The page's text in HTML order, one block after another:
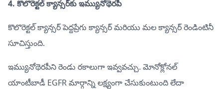
4. కొలొరెక్టల్ క్యాన్సర్‌కు ఇమ్యునోథెరపీ
కొలొరెక్టల్ క్యాన్సర్ పెద్దప్రేగు క్యాన్సర్ మరియు మల క్యాన్సర్ రెండింటినీ
సూచిస్తుంది.
ఇమ్యునోథెరపీని రెండు రకాలుగా ఇవ్వవచ్చు. మోనోక్లోనల్
యాంటీబాడీ EGFR మార్గాన్ని లక్ష్యంగా చేసుకుంటుంది లేదా